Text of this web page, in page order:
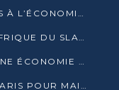
DES FUTURS JOURNALISTES INITIÉS À L’ÉCONOMIE BLEUE DURABLE
LE CONGO SACRÉ CHAMPION D’AFRIQUE DU SLAM 2025
LA VISION DU CONGO AXÉE SUR UNE ÉCONOMIE BAS CARBONE AU RENDEZ-VOUS DE MONACO 2025
RECONNAISSANCE : HONNEUR À PARIS POUR MAIXENT RAOUL OMINGA